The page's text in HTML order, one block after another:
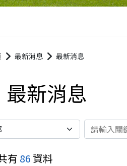
最新消息 最新消息
最新消息
關鍵字
有 86 資料